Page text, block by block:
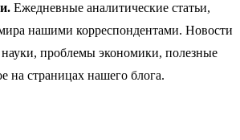
Ежедневные аналитические статьи,
нашими корреспондентами. Новости
проблемы экономики, полезные
на страницах нашего блога.